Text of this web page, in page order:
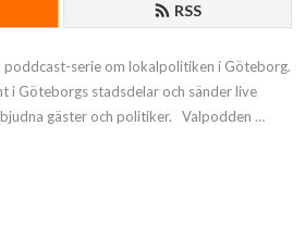
RSS
serie om lokalpolitiken i Göteborg.
i Göteborgs stadsdelar och sänder live
gäster och politiker.   Valpodden